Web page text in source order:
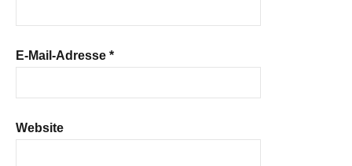
E-Mail-Adresse *
Website